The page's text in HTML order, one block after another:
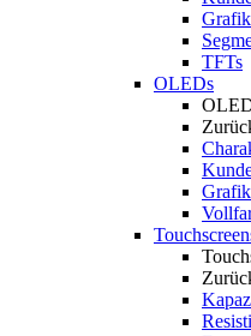
TFTs
OLEDs